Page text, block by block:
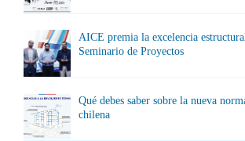
AICE premia la excelencia
Seminario de Proyectos
Qué debes saber sobre la nueva
chilena